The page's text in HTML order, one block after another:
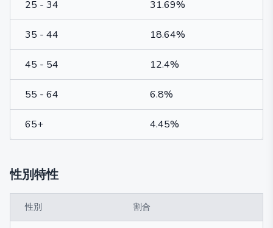
25 - 34 31.69%
35 - 44 18.64%
45 - 54 12.4%
55 - 64 6.8%
65+ 4.45%
性別特性
性別 割合